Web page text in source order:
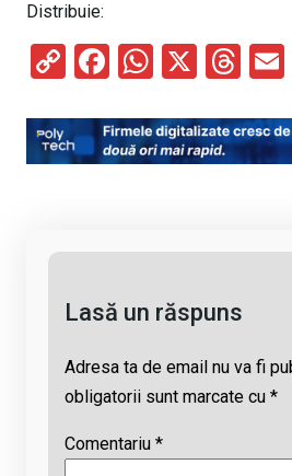
Distribuie:
C
py
Li
F
ce
b
W
at
s
X
T
e
a
Lasă un răspuns
Adresa ta de email nu va fi
obligatorii sunt marcate cu *
Comentariu *